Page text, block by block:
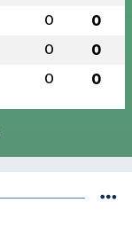
0 0
0 0
0 0